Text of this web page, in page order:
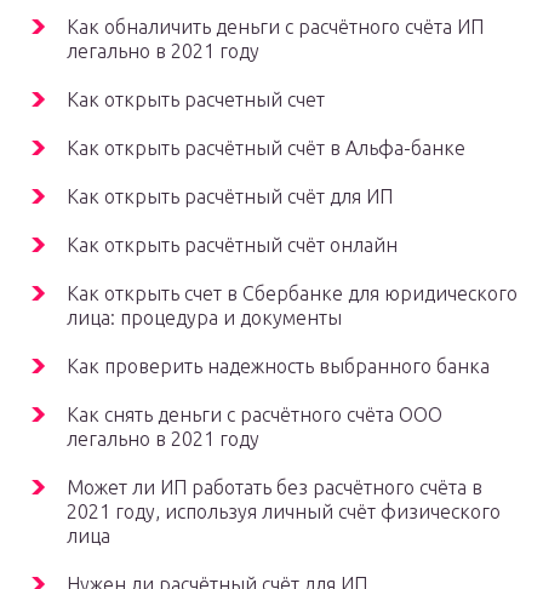
Как обналичить деньги с расчётного счёта ИП
легально в 2021 году
Как открыть расчетный счет
Как открыть расчётный счёт в Альфа-банке
Как открыть расчётный счёт для ИП
Как открыть расчётный счёт онлайн
Как открыть счет в Сбербанке для юридического
лица: процедура и документы
Как проверить надежность выбранного банка
Как снять деньги с расчётного счёта ООО
легально в 2021 году
Может ли ИП работать без расчётного счёта в
2021 году, используя личный счёт физического
лица
Нужен ли расчётный счёт для ИП